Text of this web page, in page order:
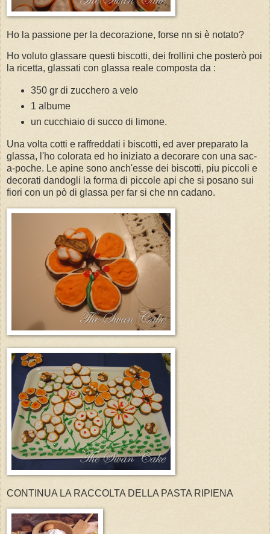
Ho la passione per la decorazione, forse nn si è notato?
Ho voluto glassare questi biscotti, dei frollini che posterò poi
la ricetta, glassati con glassa reale composta da :
350 gr di zucchero a velo
1 albume
un cucchiaio di succo di limone.
Una volta cotti e raffreddati i biscotti, ed aver preparato la
glassa, l'ho colorata ed ho iniziato a decorare con una sac-
a-poche. Le apine sono anch'esse dei biscotti, piu piccoli e
decorati dandogli la forma di piccole api che si posano sui
fiori con un pò di glassa per far si che nn cadano.
CONTINUA LA RACCOLTA DELLA PASTA RIPIENA